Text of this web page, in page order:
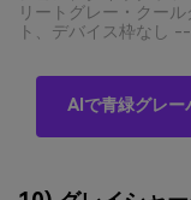
リートグレー・クー
ト、デバイス枠なし
AIで青緑グレー